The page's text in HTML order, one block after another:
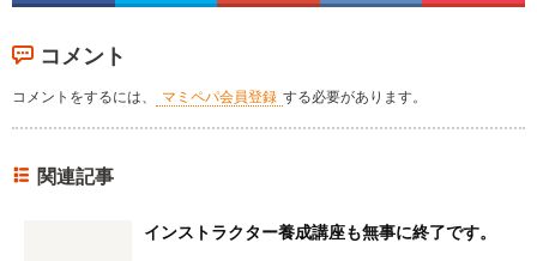
コメント
コメントをするには、 マミペパ会員登録 する必要があります。
関連記事
インストラクター養成講座も無事に終了です。